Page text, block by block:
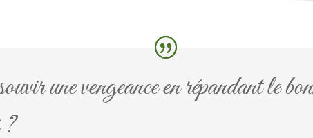
une vengeance en répandant le